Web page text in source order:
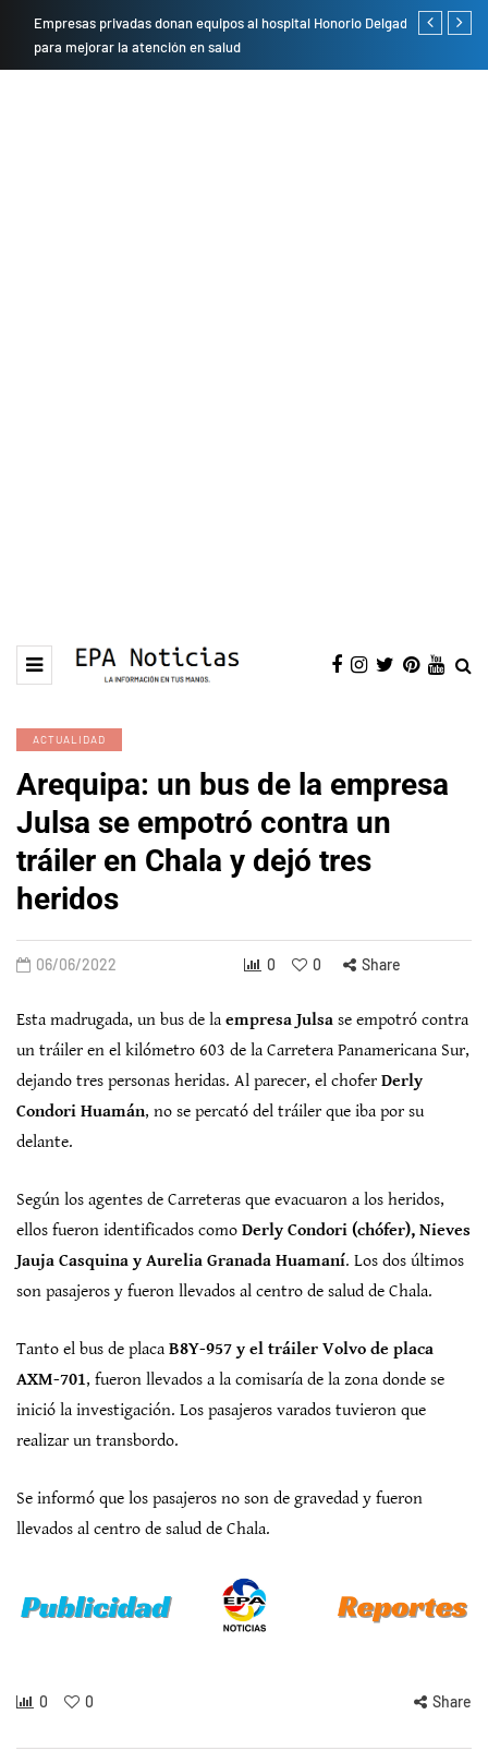
Empresas privadas donan equipos al hospital Honorio Delgado
para mejorar la atención en salud
Cambio de
ACTUALIDAD
Arequipa: un bus de la empresa
Julsa se empotró contra un
tráiler en Chala y dejó tres
heridos
06/06/2022 0 0 Share
Esta madrugada, un bus de la empresa Julsa se empotró contra
un tráiler en el kilómetro 603 de la Carretera Panamericana Sur,
dejando tres personas heridas. Al parecer, el chofer Derly
Condori Huamán, no se percató del tráiler que iba por su
delante.
Según los agentes de Carreteras que evacuaron a los heridos,
ellos fueron identificados como Derly Condori (chófer), Nieves
Jauja Casquina y Aurelia Granada Huamaní. Los dos últimos
son pasajeros y fueron llevados al centro de salud de Chala.
Tanto el bus de placa B8Y-957 y el tráiler Volvo de placa
AXM-701, fueron llevados a la comisaría de la zona donde se
inició la investigación. Los pasajeros varados tuvieron que
realizar un transbordo.
Se informó que los pasajeros no son de gravedad y fueron
llevados al centro de salud de Chala.
0 0 Share